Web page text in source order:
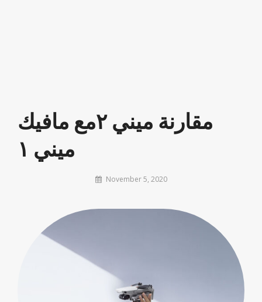
مقارنة ميني ٢مع مافيك
ميني ١
By November 5, 2020